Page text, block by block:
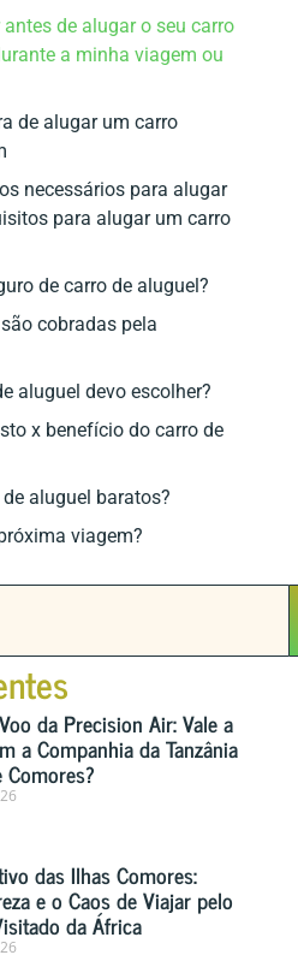
de alugar o seu carro
a minha viagem ou
de alugar um carro
necessários para alugar
para alugar um carro
de carro de aluguel?
cobradas pela
aluguel devo escolher?
x benefício do carro de
aluguel baratos?
viagem?
da Precision Air: Vale a
a Companhia da Tanzânia
das Ilhas Comores:
e o Caos de Viajar pelo
da África